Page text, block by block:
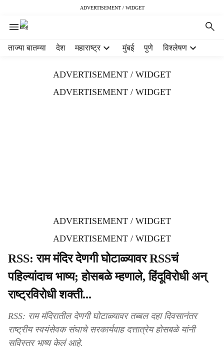
ADVERTISEMENT / WIDGET
ताज्या बातम्या देश महाराष्ट्र मुंबई पुणे विश्लेषण
ADVERTISEMENT / WIDGET
ADVERTISEMENT / WIDGET
ADVERTISEMENT / WIDGET
ADVERTISEMENT / WIDGET
RSS: राम मंदिर देणगी घोटाळ्यावर RSSचं
पहिल्यांदाच भाष्य; होसबळे म्हणाले, हिंदूविरोधी अन्
राष्ट्रविरोधी शक्ती...
RSS: राम मंदिरातील देणगी घोटाळ्यावर तब्बल दहा दिवसानंतर
राष्ट्रीय स्वयंसेवक संघाचे सरकार्यवाह दत्तात्रेय होसबळे यांनी
सविस्तर भाष्य केलं आहे.